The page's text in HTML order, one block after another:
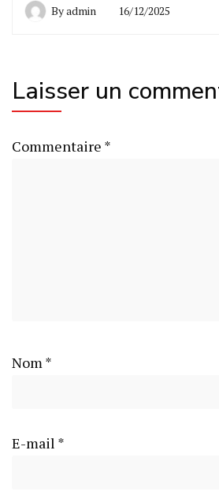
Byadmin 16/12/2025
Laisser un
Commentaire *
Nom *
E-mail *